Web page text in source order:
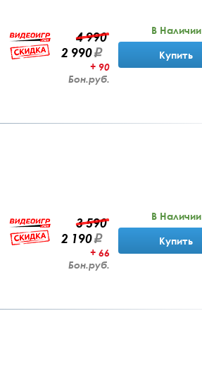
4 990
2 990
+ 90
Бон.руб.
В Наличии
Купить
3 590
2 190
+ 66
Бон.руб.
В Наличии
Купить